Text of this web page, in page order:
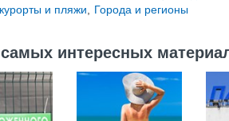
и пляжи
Города и регионы
интересных